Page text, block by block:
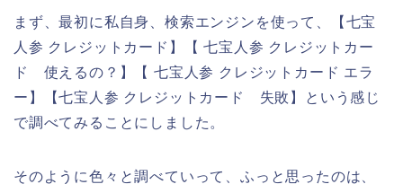
まず、最初に私自身、検索エンジンを使って、【七宝
人参 クレジットカード】【 七宝人参 クレジットカー
ド 使えるの？】【 七宝人参 クレジットカード エラ
ー】【七宝人参 クレジットカード 失敗】という感じ
で調べてみることにしました。
そのように色々と調べていって、ふっと思ったのは、